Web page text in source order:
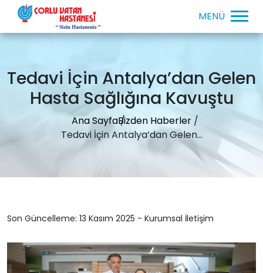
Tedavi İçin Antalya’dan Gelen
Hasta Sağlığına Kavuştu
Ana SayfaBizden Haberler
Tedavi İçin Antalya’dan Gelen...
Son Güncelleme: 13 Kasım 2025 - Kurumsal İletişim